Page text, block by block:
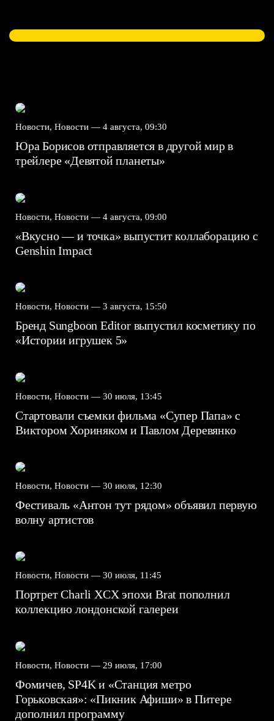
Новости, Новости — 4 августа, 09:30
Юра Борисов отправляется в другой мир в
трейлере «Девятой планеты»
Новости, Новости — 4 августа, 09:00
«Вкусно — и точка» выпустит коллаборацию с
Genshin Impact⁠⁠
Новости, Новости — 3 августа, 15:50
Бренд Sungboon Editor выпустил косметику по
«Истории игрушек 5»
Новости, Новости — 30 июля, 13:45
Стартовали съемки фильма «Супер Папа» с
Виктором Хориняком и Павлом Деревянко
Новости, Новости — 30 июля, 12:30
Фестиваль «Антон тут рядом» объявил первую
волну артистов
Новости, Новости — 30 июля, 11:45
Портрет Charli XCX эпохи Brat пополнил
коллекцию лондонской галереи
Новости, Новости — 29 июля, 17:00
Фомичев, SP4K и «Станция метро
Горьковская»: «Пикник Афиши» в Питере
дополнил программу